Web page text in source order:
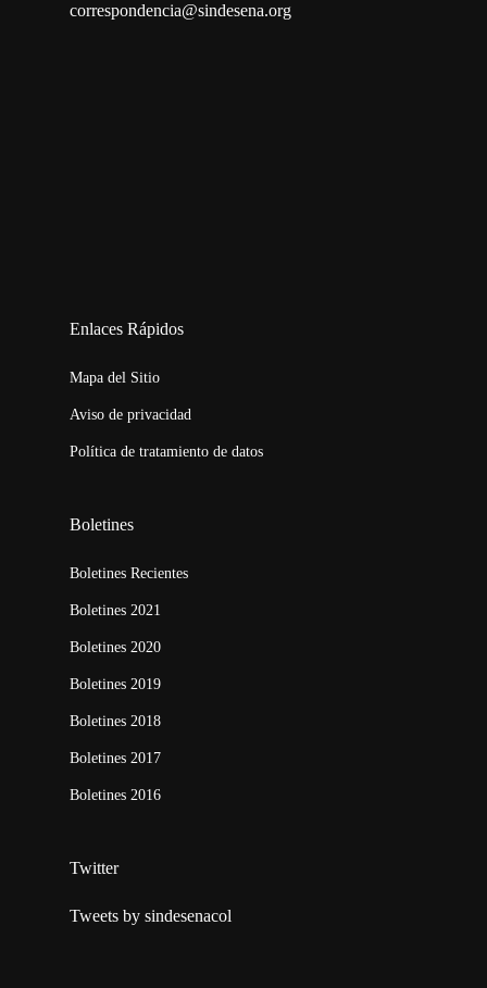
correspondencia@sindesena.org
Enlaces Rápidos
Mapa del Sitio
Aviso de privacidad
Política de tratamiento de datos
Boletines
Boletines Recientes
Boletines 2021
Boletines 2020
Boletines 2019
Boletines 2018
Boletines 2017
Boletines 2016
Twitter
Tweets by sindesenacol